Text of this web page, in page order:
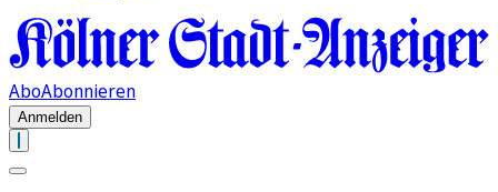
AboAbonnieren
Anmelden